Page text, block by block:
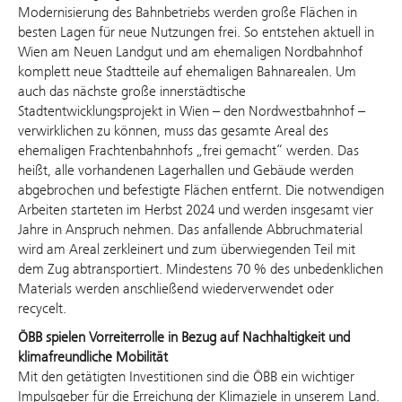
Modernisierung des Bahnbetriebs werden große Flächen in
besten Lagen für neue Nutzungen frei. So entstehen aktuell in
Wien am Neuen Landgut und am ehemaligen Nordbahnhof
komplett neue Stadtteile auf ehemaligen Bahnarealen. Um
auch das nächste große innerstädtische
Stadtentwicklungsprojekt in Wien – den Nordwestbahnhof –
verwirklichen zu können, muss das gesamte Areal des
ehemaligen Frachtenbahnhofs „frei gemacht“ werden. Das
heißt, alle vorhandenen Lagerhallen und Gebäude werden
abgebrochen und befestigte Flächen entfernt. Die notwendigen
Arbeiten starteten im Herbst 2024 und werden insgesamt vier
Jahre in Anspruch nehmen. Das anfallende Abbruchmaterial
wird am Areal zerkleinert und zum überwiegenden Teil mit
dem Zug abtransportiert. Mindestens 70 % des unbedenklichen
Materials werden anschließend wiederverwendet oder
recycelt.
ÖBB spielen Vorreiterrolle in Bezug auf Nachhaltigkeit und
klimafreundliche Mobilität
Mit den getätigten Investitionen sind die ÖBB ein wichtiger
Impulsgeber für die Erreichung der Klimaziele in unserem Land.